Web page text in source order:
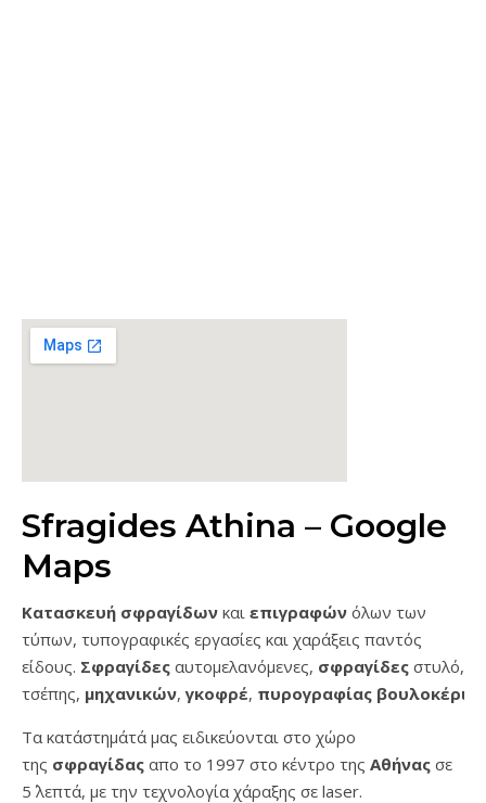
Sfragides Athina – Google
Maps
Κατασκευή σφραγίδων και επιγραφών όλων των
τύπων, τυπογραφικές εργασίες και χαράξεις παντός
είδους. Σφραγίδες αυτομελανόμενες, σφραγίδες στυλό,
τσέπης, μηχανικών,γκοφρέ, πυρογραφίας βουλοκέρι
Τα κατάστημάτά μας ειδικεύονται στο χώρο
της σφραγίδας απο το 1997 στο κέντρο της Αθήνας σε
5΄ λεπτά, με την τεχνολογία χάραξης σε laser.